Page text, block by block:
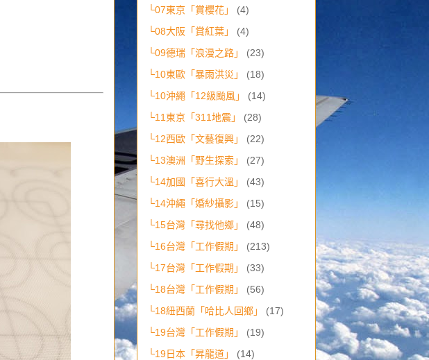
└07東京「賞櫻花」
(4)
└08大阪「賞紅葉」
(4)
└09德瑞「浪漫之路」
(23)
└10東歐「暴雨洪災」
(18)
└10沖繩「12級颱風」
(14)
└11東京「311地震」
(28)
└12西歐「文藝復興」
(22)
└13澳洲「野生探索」
(27)
└14加國「喜行大溫」
(43)
└14沖繩「婚紗攝影」
(15)
└15台灣「尋找他鄉」
(48)
└16台灣「工作假期」
(213)
└17台灣「工作假期」
(33)
└18台灣「工作假期」
(56)
└18紐西蘭「哈比人回鄉」
(17)
└19台灣「工作假期」
(19)
└19日本「昇龍道」
(14)